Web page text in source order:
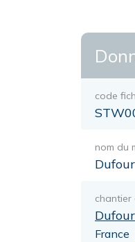
code
nom du
chantier
France